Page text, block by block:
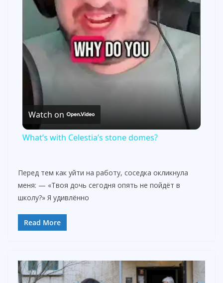
l
a
y
V
i
Watch on
What’s with Celestia’s stone domes?
Перед тем как уйти на работу, соседка окликнула
меня: — «Твоя дочь сегодня опять не пойдёт в
школу?» Я удивлённо
Read More